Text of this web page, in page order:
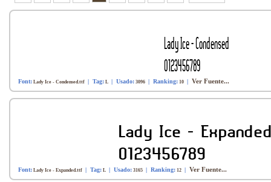
Font: Lady Ice - Condensed.ttf | Tag: L | Usado: 3096 | Ranking: 10 | Ver Fuente...
Font: Lady Ice - Expanded.ttf | Tag: L | Usado: 3165 | Ranking: 12 | Ver Fuente...